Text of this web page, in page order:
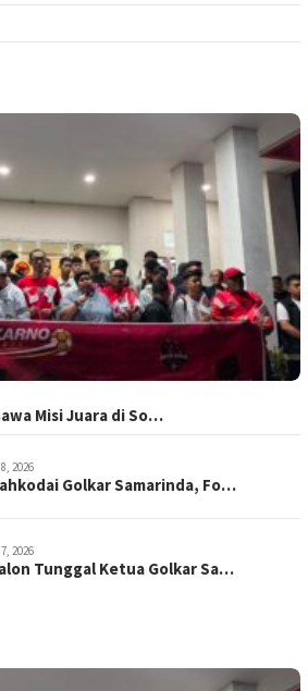
Misi Juara di So…
2026
Golkar Samarinda, Fo…
2026
Tunggal Ketua Golkar Sa…